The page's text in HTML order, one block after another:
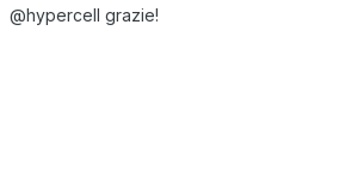
@hypercell grazie!